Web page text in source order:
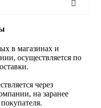
в магазинах и
осуществляется по
через
на заранее